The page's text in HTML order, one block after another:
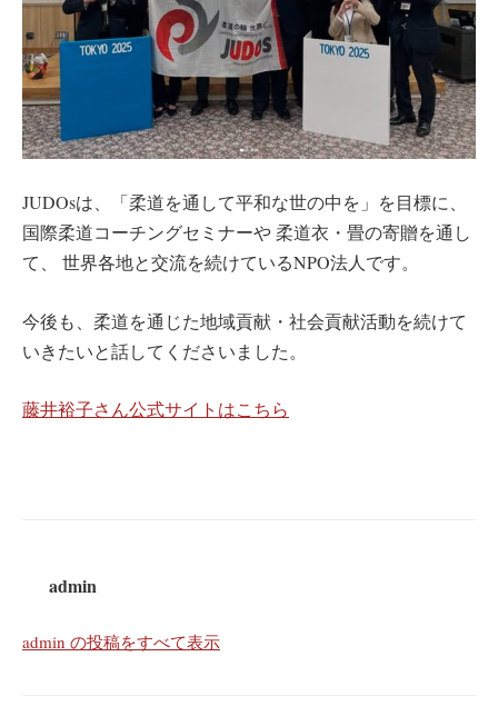
JUDOsは、「柔道を通して平和な世の中を」を目標に、
国際柔道コーチングセミナーや 柔道衣・畳の寄贈を通し
て、 世界各地と交流を続けているNPO法人です。
今後も、柔道を通じた地域貢献・社会貢献活動を続けて
いきたいと話してくださいました。
藤井裕子さん公式サイトはこちら
admin
admin の投稿をすべて表示